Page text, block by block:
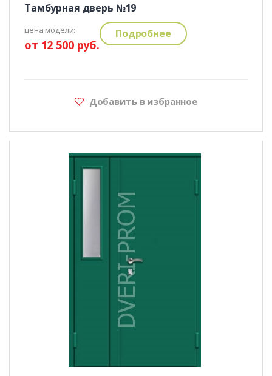
Тамбурная дверь №19
цена модели:
от 12 500 руб.
Подробнее
Добавить в избранное